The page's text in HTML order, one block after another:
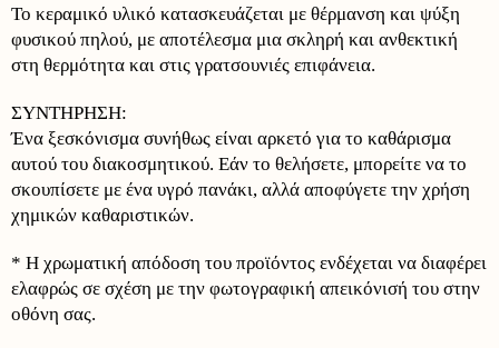
Το κεραμικό υλικό κατασκευάζεται με θέρμανση και ψύξη
φυσικού πηλού, με αποτέλεσμα μια σκληρή και ανθεκτική
στη θερμότητα και στις γρατσουνιές επιφάνεια.
ΣΥΝΤΗΡΗΣΗ:
Ένα ξεσκόνισμα συνήθως είναι αρκετό για το καθάρισμα
αυτού του διακοσμητικού. Εάν το θελήσετε, μπορείτε να το
σκουπίσετε με ένα υγρό πανάκι, αλλά αποφύγετε την χρήση
χημικών καθαριστικών.
* Η χρωματική απόδοση του προϊόντος ενδέχεται να διαφέρει
ελαφρώς σε σχέση με την φωτογραφική απεικόνισή του στην
οθόνη σας.